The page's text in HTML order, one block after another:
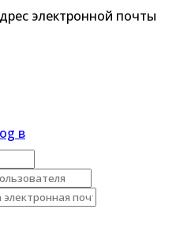
электронной почты
в